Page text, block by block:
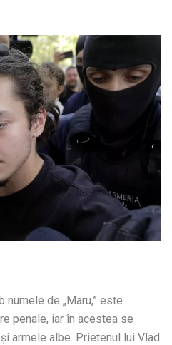
numele de „Maru,” este
penale, iar în acestea se
armele albe. Prietenul lui Vlad